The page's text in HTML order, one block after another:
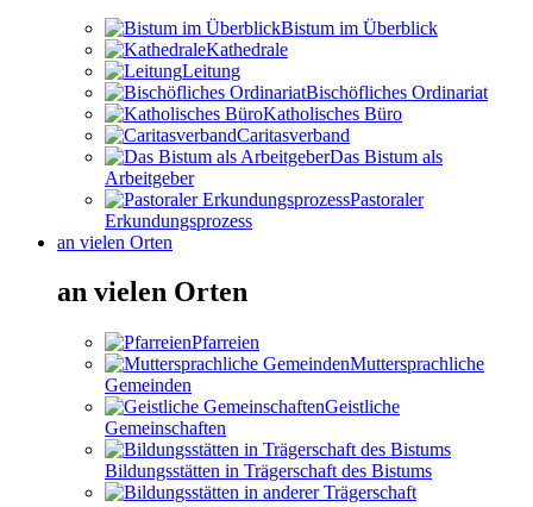
Bistum im Überblick
Kathedrale
Leitung
Bischöfliches Ordinariat
Katholisches Büro
Caritasverband
Das Bistum als
Arbeitgeber
Pastoraler
Erkundungsprozess
an vielen Orten
an vielen Orten
Pfarreien
Muttersprachliche
Gemeinden
Geistliche
Gemeinschaften
Bildungsstätten in Trägerschaft des Bistums